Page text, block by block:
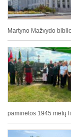
Martyno Mažvydo
paminėtos 1945 metų